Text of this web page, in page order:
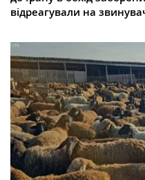
відреагували на